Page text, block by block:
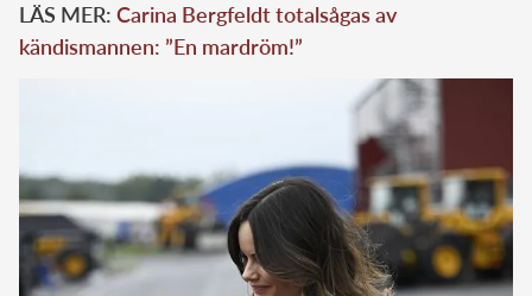
LÄS MER: Carina Bergfeldt totalsågas av
kändismannen: ”En mardröm!”